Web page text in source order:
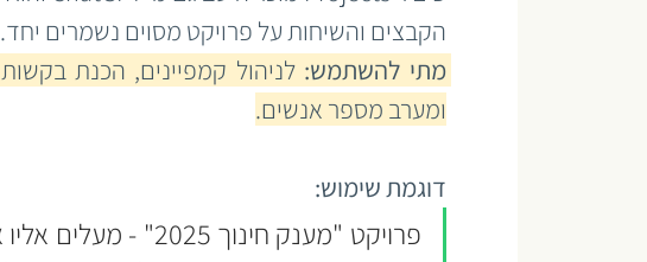
הקבצים והשיחות על פרויקט מסוים נשמרים יחד.
מתי להשתמש:
ומערב מספר אנשים.
דוגמת שימוש: